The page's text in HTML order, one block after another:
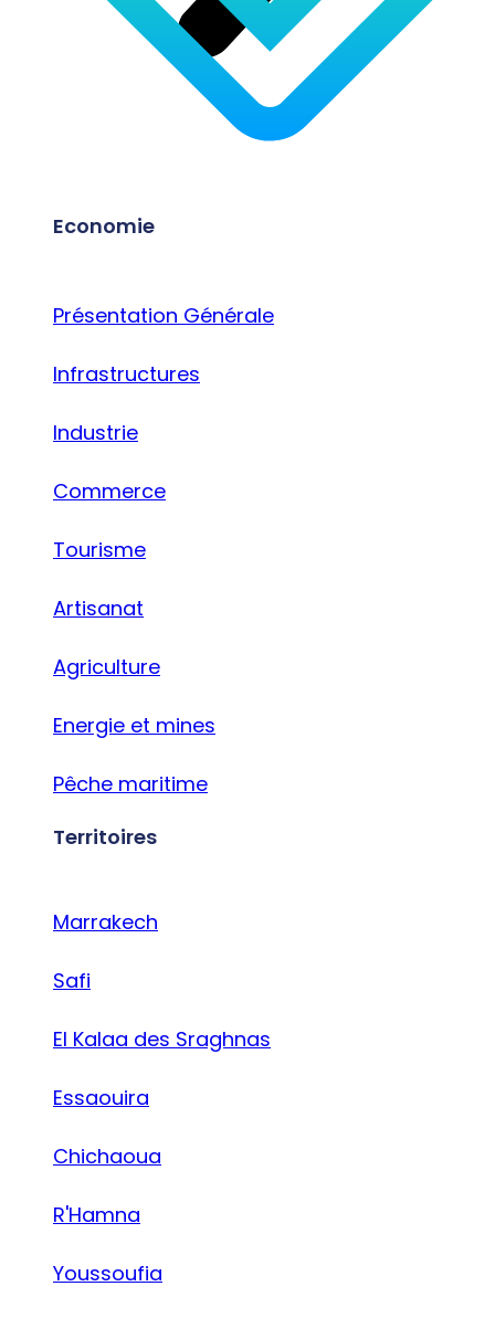
Economie
Présentation Générale
Infrastructures
Industrie
Commerce
Tourisme
Artisanat
Agriculture
Energie et mines
Pêche maritime
Territoires
Marrakech
Safi
El Kalaa des Sraghnas
Essaouira
Chichaoua
R'Hamna
Youssoufia